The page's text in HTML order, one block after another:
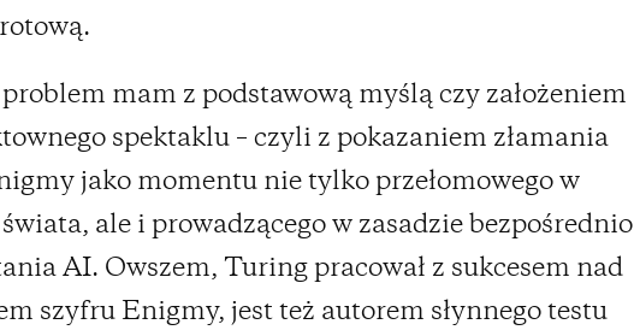
mam z podstawową myślą czy założeniem
spektaklu – czyli z pokazaniem złamania
jako momentu nie tylko przełomowego w
ale i prowadzącego w zasadzie bezpośrednio
AI. Owszem, Turing pracował z sukcesem nad
szyfru Enigmy, jest też autorem słynnego testu